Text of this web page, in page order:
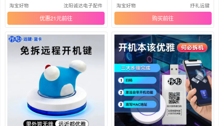
制关
淘宝好物 沈阳诚达电子配件
优惠21元
k键
淘宝好物 抒礼远键
购买